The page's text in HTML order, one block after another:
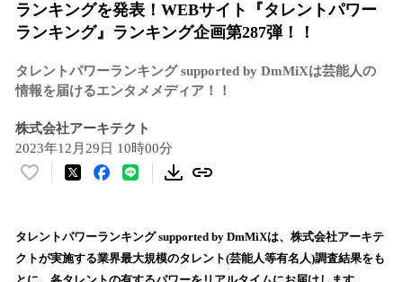
ランキングを発表！WEBサイト『タレントパワー
ランキング』ランキング企画第287弾！！
タレントパワーランキング supported by DmMiXは芸能人の
情報を届けるエンタメメディア！！
株式会社アーキテクト
2023年12月29日 10時00分
い
！
数
を
タレントパワーランキング supported by DmMiXは、株式会社アーキテ
クトが実施する業界最大規模のタレント(芸能人等有名人)調査結果をも